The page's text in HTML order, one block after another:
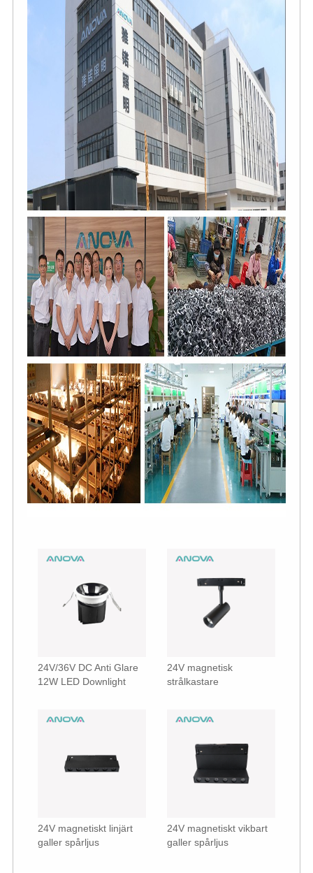
24V/36V DC Anti Glare
12W LED Downlight
24V magnetisk
strålkastare
24V magnetiskt linjärt
galler spårljus
24V magnetiskt vikbart
galler spårljus